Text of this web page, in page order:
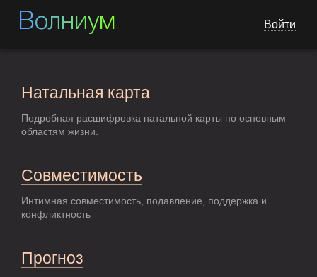
Волниум Войти
Натальная карта
Подробная расшифровка натальной карты по основным
областям жизни.
Совместимость
Интимная совместимость, подавление, поддержка и
конфликтность
Прогноз